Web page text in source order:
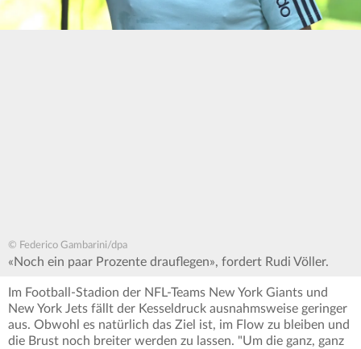
© Federico Gambarini/dpa
«Noch ein paar Prozente drauflegen», fordert Rudi Völler.
Im Football-Stadion der NFL-Teams New York Giants und
New York Jets fällt der Kesseldruck ausnahmsweise geringer
aus. Obwohl es natürlich das Ziel ist, im Flow zu bleiben und
die Brust noch breiter werden zu lassen. "Um die ganz, ganz